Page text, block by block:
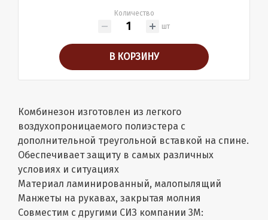
Количество
шт
В КОРЗИНУ
Комбинезон изготовлен из легкого
воздухопроницаемого полиэстера с
дополнительной треугольной вставкой на спине.
Обеспечивает защиту в самых различных
условиях и ситуациях
Материал ламинированный, малопылящий
Манжеты на рукавах, закрытая молния
Совместим с другими СИЗ компании 3М: